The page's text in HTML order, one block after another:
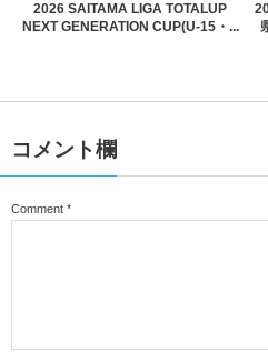
2026 SAITAMA LIGA TOTALUP
NEXT GENERATION CUP(U-15・...
コメント欄
Comment *